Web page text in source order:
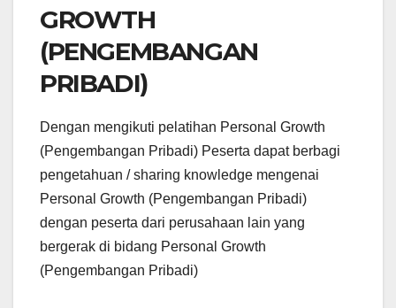
GROWTH
(PENGEMBANGAN
PRIBADI)
Dengan mengikuti pelatihan Personal Growth
(Pengembangan Pribadi) Peserta dapat berbagi
pengetahuan / sharing knowledge mengenai
Personal Growth (Pengembangan Pribadi)
dengan peserta dari perusahaan lain yang
bergerak di bidang Personal Growth
(Pengembangan Pribadi)